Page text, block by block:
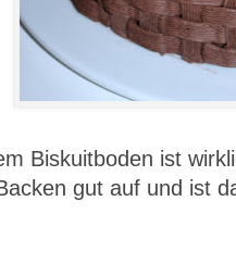
Biskuitboden ist
gut auf und ist